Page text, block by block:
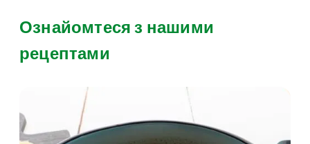
Ознайомтеся з нашими
рецептами